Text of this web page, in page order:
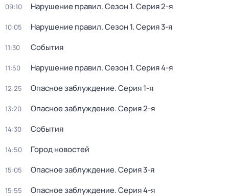
09:10 Нарушение правил. Сезон 1. Серия 2-я
10:05 Нарушение правил. Сезон 1. Серия 3-я
11:30 События
11:50 Нарушение правил. Сезон 1. Серия 4-я
12:25 Опасное заблуждение. Серия 1-я
13:20 Опасное заблуждение. Серия 2-я
14:30 События
14:50 Город новостей
15:05 Опасное заблуждение. Серия 3-я
15:55 Опасное заблуждение. Серия 4-я